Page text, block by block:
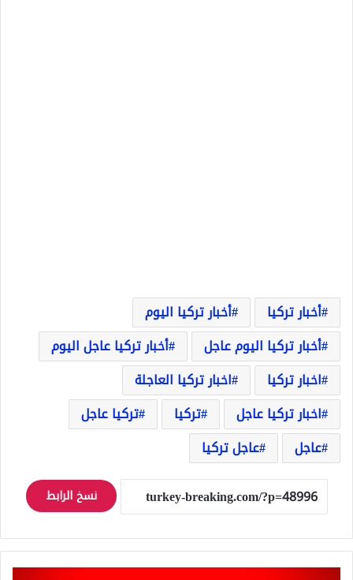
أخبار تركيا
أخبار تركيا اليوم
أخبار تركيا اليوم عاجل
أخبار تركيا عاجل اليوم
اخبار تركيا
اخبار تركيا العاجلة
اخبار تركيا عاجل
تركيا
تركيا عاجل
عاجل
عاجل تركيا
نسخ الرابط